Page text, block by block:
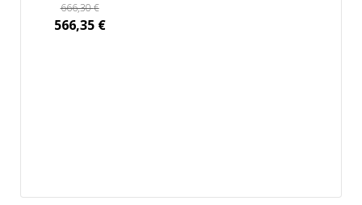
666,30€
566,35 €